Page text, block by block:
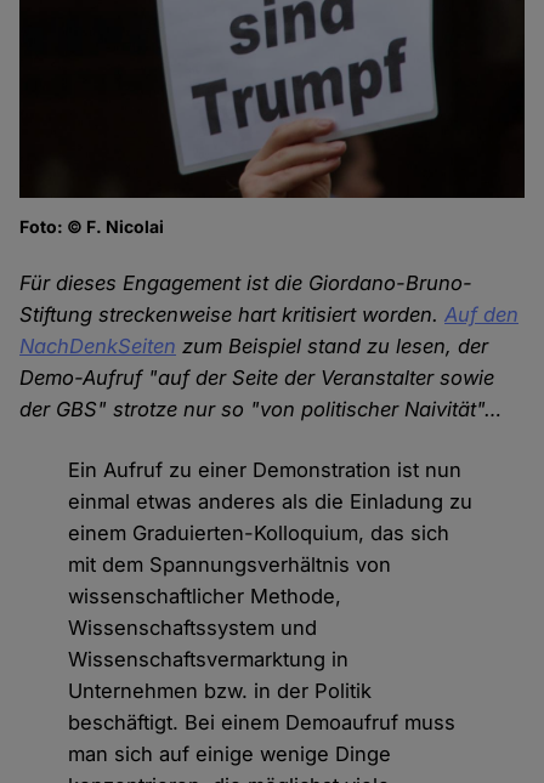
Foto: © F. Nicolai
Für dieses Engagement ist die Giordano-Bruno-
Stiftung streckenweise hart kritisiert worden.Auf den
NachDenkSeiten zum Beispiel stand zu lesen, der
Demo-Aufruf "auf der Seite der Veranstalter sowie
der GBS" strotze nur so "von politischer Naivität"…
Ein Aufruf zu einer Demonstration ist nun
einmal etwas anderes als die Einladung zu
einem Graduierten-Kolloquium, das sich
mit dem Spannungsverhältnis von
wissenschaftlicher Methode,
Wissenschaftssystem und
Wissenschaftsvermarktung in
Unternehmen bzw. in der Politik
beschäftigt. Bei einem Demoaufruf muss
man sich auf einige wenige Dinge